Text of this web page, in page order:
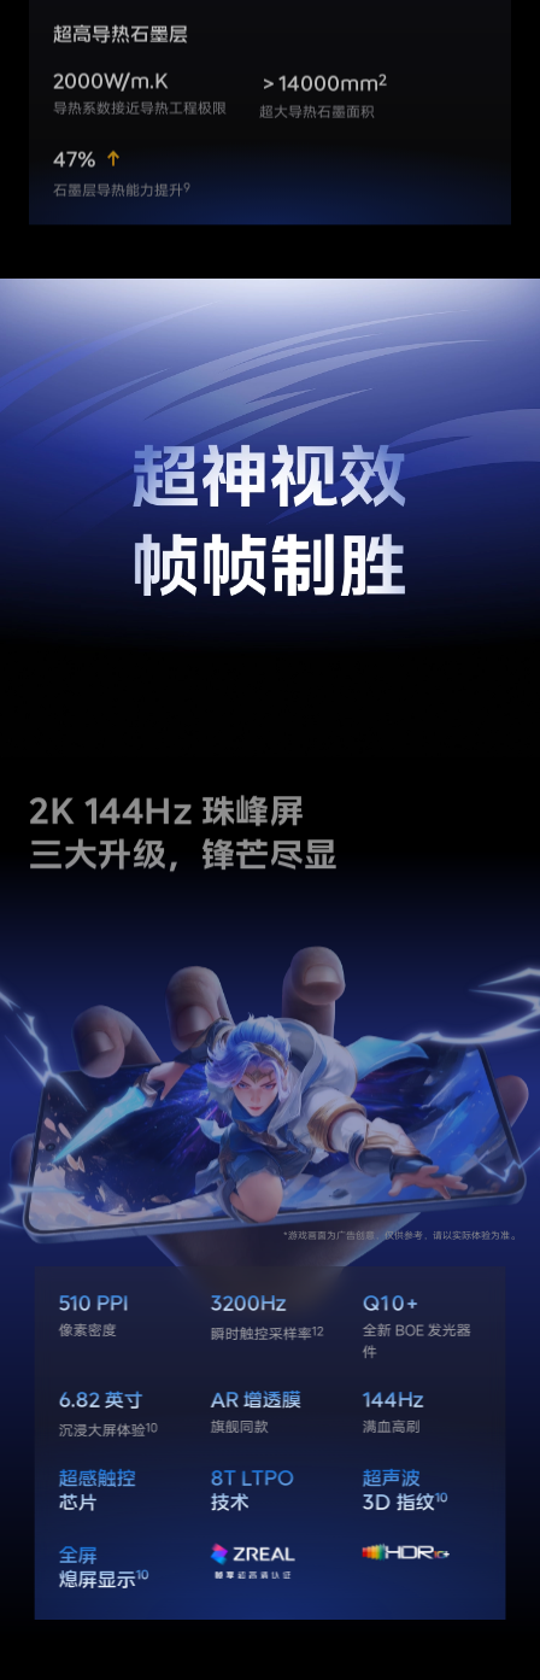
超高导热石墨层
2000W/m.K
导热系数接近导热工程极限
＞14000mm2
超大导热石墨面积
47%
石墨层导热能力提升9
2K 144Hz 珠峰屏
三大升级，锋芒尽显
510 PPI
像素密度
3200Hz
瞬时触控采样率12
Q10+
全新 BOE 发光器
件
超感触控
芯片
8T LTPO
技术
6.82 英寸
沉浸大屏体验10
AR 增透膜
旗舰同款
144Hz
满血高刷
超声波
3D 指纹10
全屏
熄屏显示10